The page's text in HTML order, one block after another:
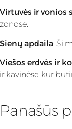
Virtuvės ir vonios
zonose.
Sienų apdaila: Ši
Viešos erdvės ir
ir kavinėse, kur
Panašūs